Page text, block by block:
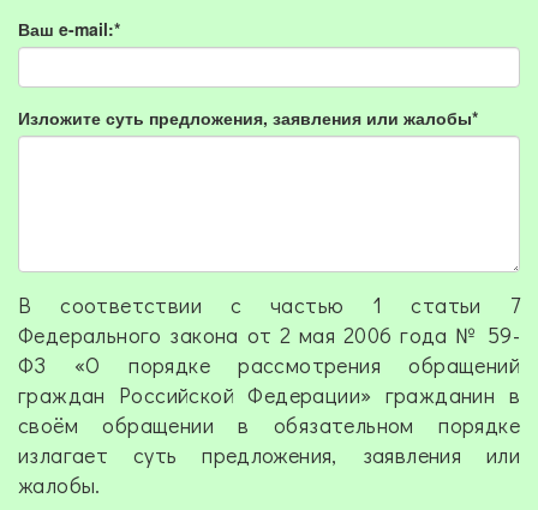
Ваш e-mail:*
Изложите суть предложения, заявления или жалобы*
В соответствии с частью 1 статьи 7
Федерального закона от 2 мая 2006 года № 59-
ФЗ «О порядке рассмотрения обращений
граждан Российской Федерации» гражданин в
своём обращении в обязательном порядке
излагает суть предложения, заявления или
жалобы.